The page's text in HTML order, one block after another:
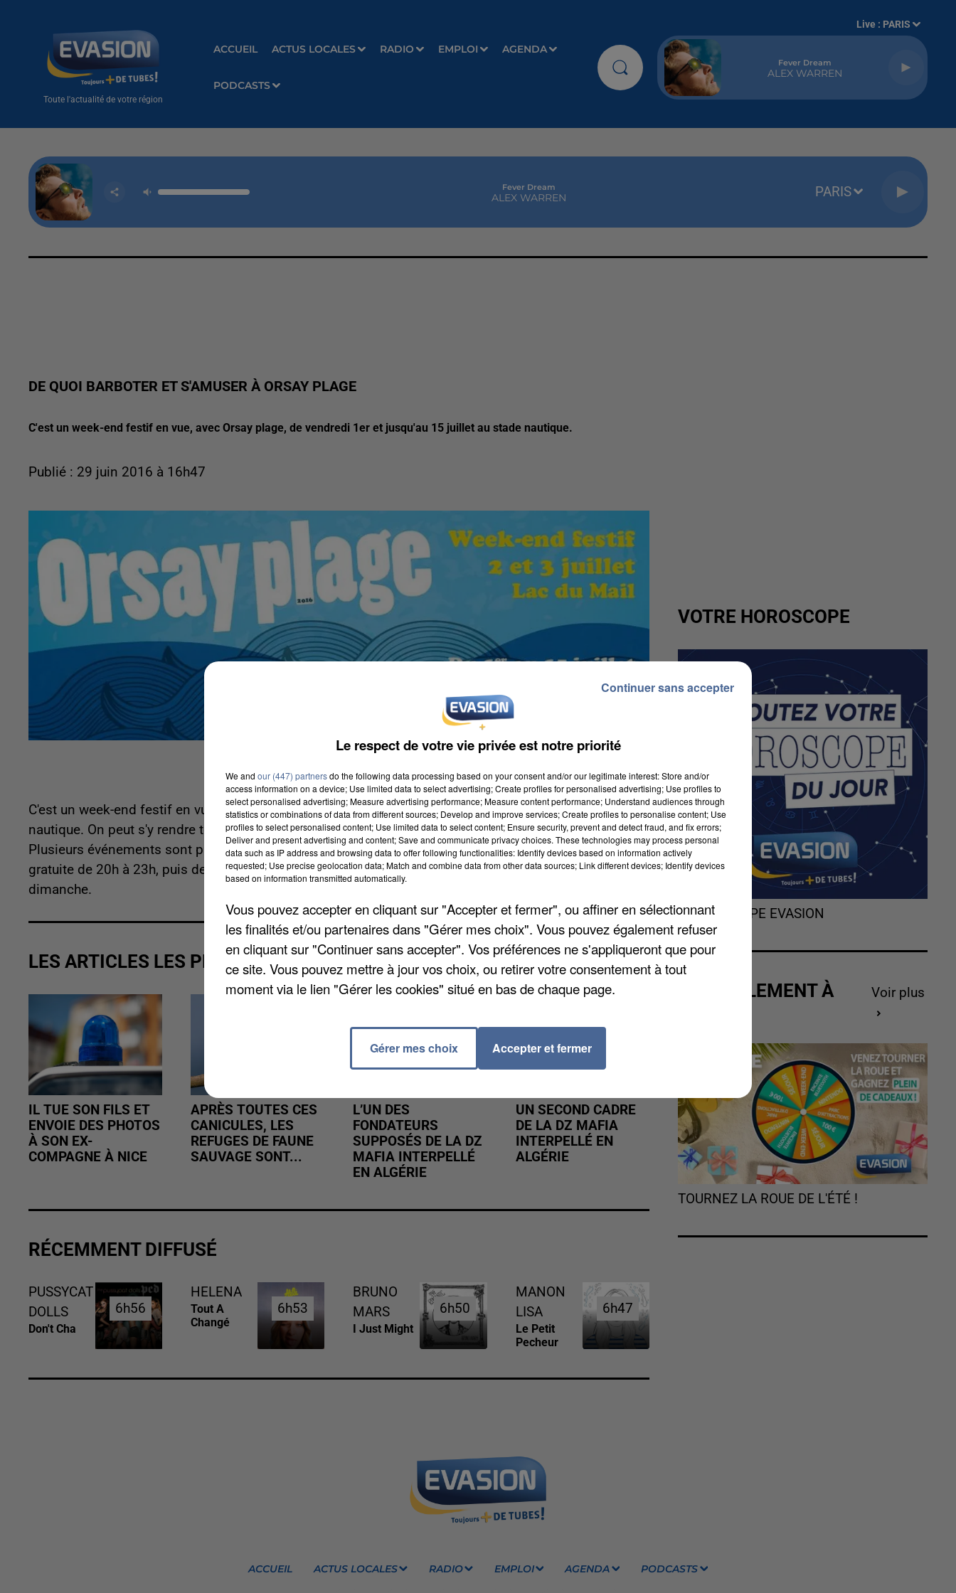
Toute l'actualité de votre région
ACCUEIL ACTUS LOCALES RADIO EMPLOI AGENDA
PODCASTS
Live : PARIS
Fever Dream
ALEX WARREN
Fever Dream
ALEX WARREN PARIS
DE QUOI BARBOTER ET S'AMUSER À ORSAY PLAGE
C'est un week-end festif en vue, avec Orsay plage, de vendredi 1er et jusqu'au 15 juillet au stade nautique.
Publié : 29 juin 2016 à 16h47
C'est un week-end festif en vue, avec Orsay plage, de vendredi 1er et jusqu'au 15 juillet au stade
nautique. On peut s'y rendre tous les jours de 10h à 19h avec un parcours gonflable dans la piscine.
Plusieurs événements sont prévus au lac du Mail ce week-end : soirée pool party vendredi, entrée
gratuite de 20h à 23h, puis des ateliers, des jeux géants, apéro jazz en musique et spectacle samedi et
dimanche.
LES ARTICLES LES PLUS VUS
IL TUE SON FILS ET
ENVOIE DES PHOTOS
À SON EX-
COMPAGNE À NICE
APRÈS TOUTES CES
CANICULES, LES
REFUGES DE FAUNE
SAUVAGE SONT...
L’UN DES
FONDATEURS
SUPPOSÉS DE LA DZ
MAFIA INTERPELLÉ
EN ALGÉRIE
UN SECOND CADRE
DE LA DZ MAFIA
INTERPELLÉ EN
ALGÉRIE
RÉCEMMENT DIFFUSÉ
PUSSYCAT
DOLLS
Don't Cha
6h56
6h56
HELENA
Tout A
Changé
6h53
6h53
BRUNO
MARS
I Just Might
6h50
6h50
MANON
LISA
Le Petit
Pecheur
6h47
6h47
VOTRE HOROSCOPE
L'HOROSCOPE EVASION
ACTUELLEMENT À
Voir plus
TOURNEZ LA ROUE DE L'ÉTÉ !
ACCUEIL ACTUS LOCALES RADIO EMPLOI AGENDA PODCASTS
Le respect de votre vie privée est notre priorité
We and our (447) partnersdo the following data processing based on your consent and/or our legitimate interest: Store and/or
access information on a device; Use limited data to select advertising; Create profiles for personalised advertising; Use profiles to
select personalised advertising; Measure advertising performance; Measure content performance; Understand audiences through
statistics or combinations of data from different sources; Develop and improve services; Create profiles to personalise content; Use
profiles to select personalised content; Use limited data to select content; Ensure security, prevent and detect fraud, and fix errors;
Deliver and present advertising and content; Save and communicate privacy choices. These technologies may process personal
data such as IP address and browsing data to offer following functionalities: Identify devices based on information actively
requested; Use precise geolocation data; Match and combine data from other data sources; Link different devices; Identify devices
based on information transmitted automatically.
Vous pouvez accepter en cliquant sur "Accepter et fermer", ou affiner en sélectionnant
les finalités et/ou partenaires dans "Gérer mes choix". Vous pouvez également refuser
en cliquant sur "Continuer sans accepter". Vos préférences ne s'appliqueront que pour
ce site. Vous pouvez mettre à jour vos choix, ou retirer votre consentement à tout
moment via le lien "Gérer les cookies" situé en bas de chaque page.
Gérer mes choix Accepter et fermer
Continuer sans accepter